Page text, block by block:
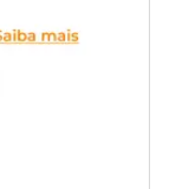
em Polietileno